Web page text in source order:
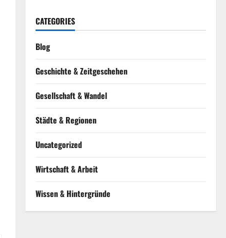
CATEGORIES
Blog
Geschichte & Zeitgeschehen
Gesellschaft & Wandel
Städte & Regionen
Uncategorized
Wirtschaft & Arbeit
Wissen & Hintergründe